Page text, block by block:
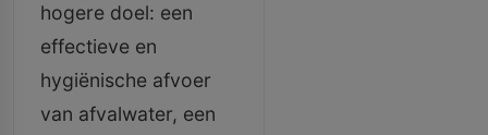
hogere doel: een
effectieve en
hygiënische afvoer
van afvalwater, een